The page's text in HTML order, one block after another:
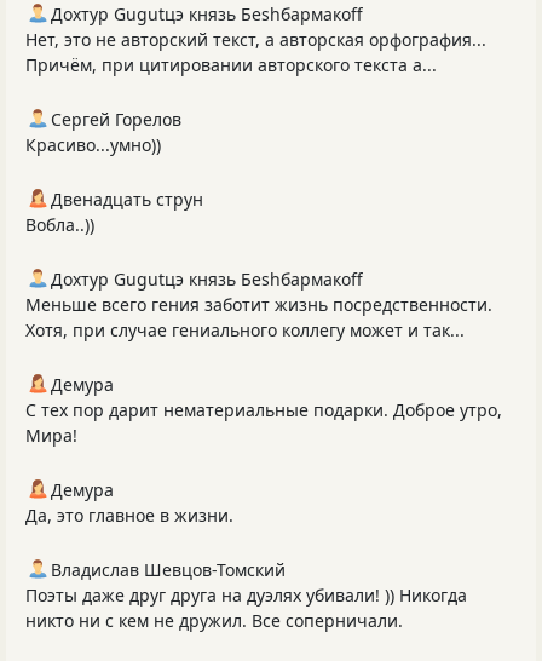
Дохтур Gugutцэ князь Беshбармакоff
Нет, это не авторский текст, а авторская орфография...
Причём, при цитировании авторского текста а...
Сергей Горелов
Красиво...умно))
Двенадцать струн
Вобла..))
Дохтур Gugutцэ князь Беshбармакоff
Меньше всего гения заботит жизнь посредственности.
Хотя, при случае гениального коллегу может и так...
Демура
С тех пор дарит нематериальные подарки. Доброе утро,
Мира!
Демура
Да, это главное в жизни.
Владислав Шевцов-Томский
Поэты даже друг друга на дуэлях убивали! )) Никогда
никто ни с кем не дружил. Все соперничали.